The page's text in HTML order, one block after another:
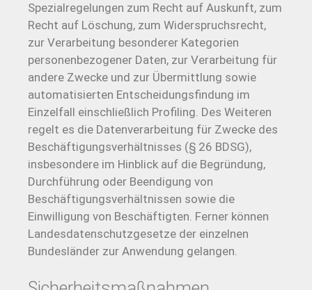
Spezialregelungen zum Recht auf Auskunft, zum
Recht auf Löschung, zum Widerspruchsrecht,
zur Verarbeitung besonderer Kategorien
personenbezogener Daten, zur Verarbeitung für
andere Zwecke und zur Übermittlung sowie
automatisierten Entscheidungsfindung im
Einzelfall einschließlich Profiling. Des Weiteren
regelt es die Datenverarbeitung für Zwecke des
Beschäftigungsverhältnisses (§ 26 BDSG),
insbesondere im Hinblick auf die Begründung,
Durchführung oder Beendigung von
Beschäftigungsverhältnissen sowie die
Einwilligung von Beschäftigten. Ferner können
Landesdatenschutzgesetze der einzelnen
Bundesländer zur Anwendung gelangen.